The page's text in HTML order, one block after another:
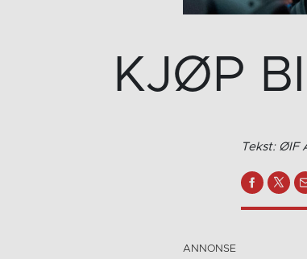
KJØP
Tekst: ØIF